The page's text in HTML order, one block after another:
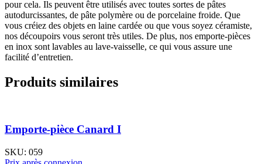
pour cela. Ils peuvent être utilisés avec toutes sortes de pâtes
autodurcissantes, de pâte polymère ou de porcelaine froide. Que
vous créiez des objets en laine cardée ou que vous soyez céramiste,
nos découpoirs vous seront très utiles. De plus, nos emporte-pièces
en inox sont lavables au lave-vaisselle, ce qui vous assure une
facilité d’entretien.
Produits similaires
Emporte-pièce Canard I
SKU: 059